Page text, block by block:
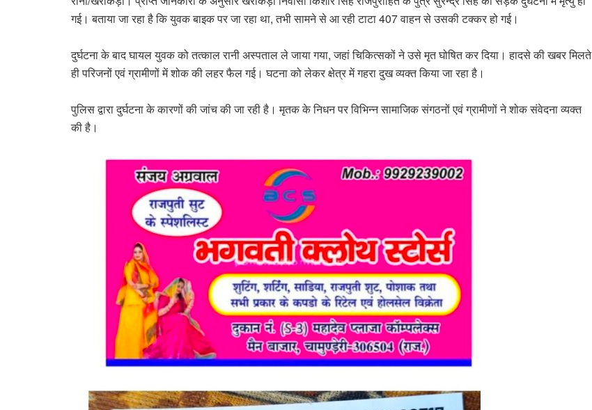
गई। बताया जा रहा है कि युवक बाइक पर जा रहा था, तभी सामने से आ रही टाटा 407 वाहन से उसकी टक्कर हो गई।
दुर्घटना के बाद घायल युवक को तत्काल रानी अस्पताल ले जाया गया, जहां चिकित्सकों ने उसे मृत घोषित कर दिया। हादसे की खबर मिलते
ही परिजनों एवं ग्रामीणों में शोक की लहर फैल गई। घटना को लेकर क्षेत्र में गहरा दुख व्यक्त किया जा रहा है।
पुलिस द्वारा दुर्घटना के कारणों की जांच की जा रही है। मृतक के निधन पर विभिन्न सामाजिक संगठनों एवं ग्रामीणों ने शोक संवेदना व्यक्त
की है।